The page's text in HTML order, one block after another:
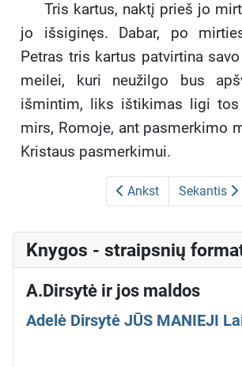
Tris kartus, naktį prieš jo
jo išsiginęs. Dabar, po
Petras tris kartus patvirtina
meilei, kuri neužilgo bus
išmintim, liks ištikimas ligi tos
mirs, Romoje, ant pasmerkimo
Kristaus pasmerkimui.
Ankst Sekantis
Knygos - straipsnių
A.Dirsytė ir jos maldos
Adelė Dirsytė JŪS MANIEJI